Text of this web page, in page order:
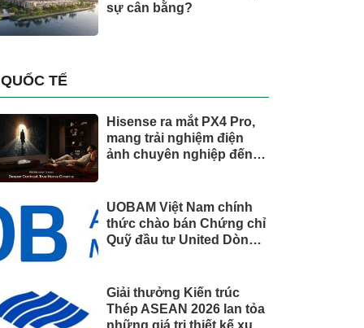
sự cân bằng?
QUỐC TẾ
Hisense ra mắt PX4 Pro,
mang trải nghiệm điện
ảnh chuyên nghiệp đến
UOBAM Việt Nam chính
thức chào bán Chứng chỉ
Quỹ đầu tư United Dòng
Giải thưởng Kiến trúc
Thép ASEAN 2026 lan tỏa
những giá trị thiết kế xuất